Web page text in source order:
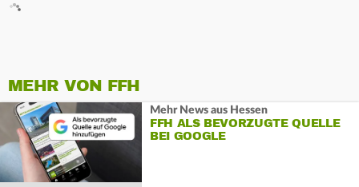
MEHR VON FFH
Mehr News aus Hessen
FFH ALS BEVORZUGTE QUELLE
BEI GOOGLE